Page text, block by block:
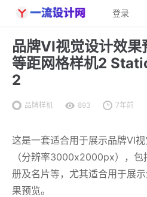
登录
品牌VI视觉设计效果
等距网格样机2
2
品牌样机 893 7年前
这是一套适合用于展示品牌VI
（分辨率3000x2000px），
册及名片等，尤其适合用于展
果预览。